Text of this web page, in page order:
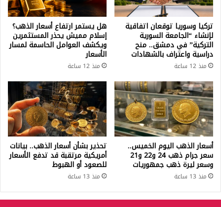
تركيا وسوريا توقعان اتفاقية
لإنشاء “الجامعة السورية
التركية” في دمشق.. منح
دراسية واعتراف بالشهادات
منذ 12 ساعة
هل يستمر ارتفاع أسعار الذهب؟
إسلام مميش يحذر المستثمرين
ويكشف العوامل الحاسمة لمسار
الأسعار
منذ 12 ساعة
أسعار الذهب اليوم الخميس..
سعر جرام ذهب 24 و22 و21
وسعر ليرة ذهب جمهوريات
منذ 13 ساعة
تحذير بشأن أسعار الذهب.. بيانات
أمريكية مرتقبة قد تدفع الأسعار
للصعود أو الهبوط
منذ 13 ساعة